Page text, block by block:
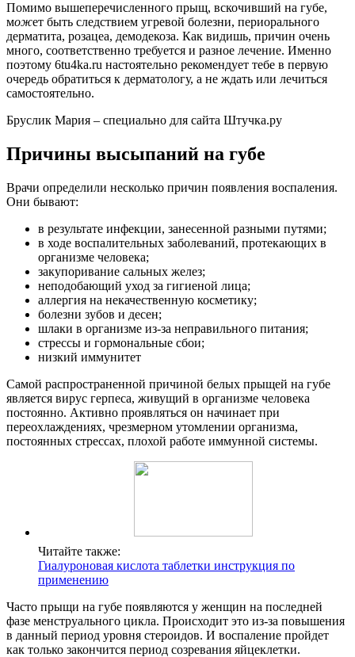
Помимо вышеперечисленного прыщ, вскочивший на губе,
может быть следствием угревой болезни, периорального
дерматита, розацеа, демодекоза. Как видишь, причин очень
много, соответственно требуется и разное лечение. Именно
поэтому 6tu4ka.ru настоятельно рекомендует тебе в первую
очередь обратиться к дерматологу, а не ждать или лечиться
самостоятельно.
Бруслик Мария – специально для сайта Штучка.ру
Причины высыпаний на губе
Врачи определили несколько причин появления воспаления.
Они бывают:
в результате инфекции, занесенной разными путями;
в ходе воспалительных заболеваний, протекающих в
организме человека;
закупоривание сальных желез;
неподобающий уход за гигиеной лица;
аллергия на некачественную косметику;
болезни зубов и десен;
шлаки в организме из-за неправильного питания;
стрессы и гормональные сбои;
низкий иммунитет
Самой распространенной причиной белых прыщей на губе
является вирус герпеса, живущий в организме человека
постоянно. Активно проявляться он начинает при
переохлаждениях, чрезмерном утомлении организма,
постоянных стрессах, плохой работе иммунной системы.
Читайте также:
Гиалуроновая кислота таблетки инструкция по
применению
Часто прыщи на губе появляются у женщин на последней
фазе менструального цикла. Происходит это из-за повышения
в данный период уровня стероидов. И воспаление пройдет
как только закончится период созревания яйцеклетки.